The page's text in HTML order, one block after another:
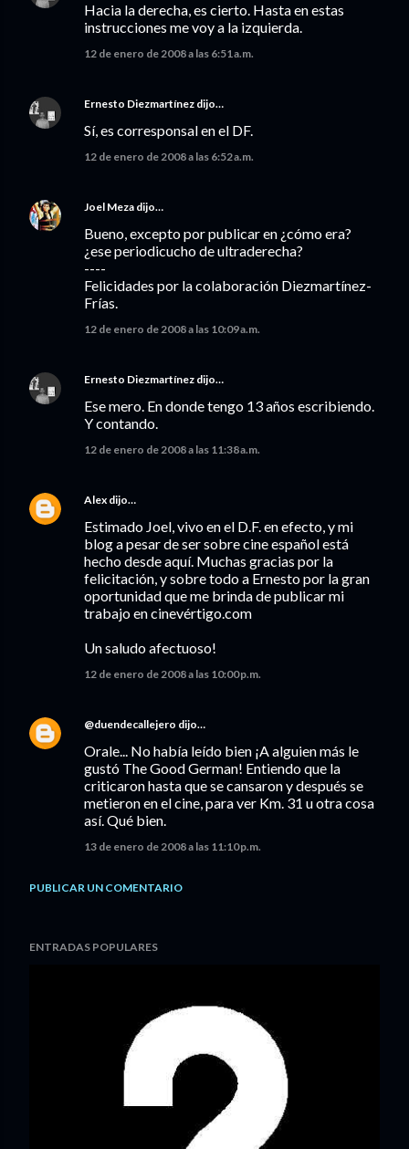
Hacia la derecha, es cierto. Hasta en estas
instrucciones me voy a la izquierda.
12 de enero de 2008 a las 6:51 a.m.
Ernesto Diezmartínez dijo…
Sí, es corresponsal en el DF.
12 de enero de 2008 a las 6:52 a.m.
Joel Meza dijo…
Bueno, excepto por publicar en ¿cómo era?
¿ese periodicucho de ultraderecha?
----
Felicidades por la colaboración Diezmartínez-
Frías.
12 de enero de 2008 a las 10:09 a.m.
Ernesto Diezmartínez dijo…
Ese mero. En donde tengo 13 años escribiendo.
Y contando.
12 de enero de 2008 a las 11:38 a.m.
Alex dijo…
Estimado Joel, vivo en el D.F. en efecto, y mi
blog a pesar de ser sobre cine español está
hecho desde aquí. Muchas gracias por la
felicitación, y sobre todo a Ernesto por la gran
oportunidad que me brinda de publicar mi
trabajo en cinevértigo.com
Un saludo afectuoso!
12 de enero de 2008 a las 10:00 p.m.
@duendecallejero dijo…
Orale... No había leído bien ¡A alguien más le
gustó The Good German! Entiendo que la
criticaron hasta que se cansaron y después se
metieron en el cine, para ver Km. 31 u otra cosa
así. Qué bien.
13 de enero de 2008 a las 11:10 p.m.
PUBLICAR UN COMENTARIO
ENTRADAS POPULARES